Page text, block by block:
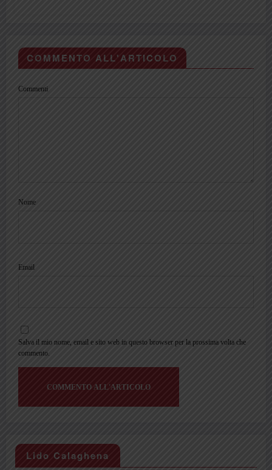
COMMENTO ALL'ARTICOLO
Commenti
Nome
Email
Salva il mio nome, email e sito web in questo browser per la prossima volta che
commento.
Lido Calaghena